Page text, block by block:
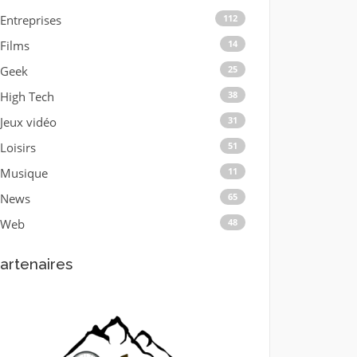
Entreprises 112
Films 14
Geek 25
High Tech 38
Jeux vidéo 31
Loisirs 51
Musique 11
News 65
Web 48